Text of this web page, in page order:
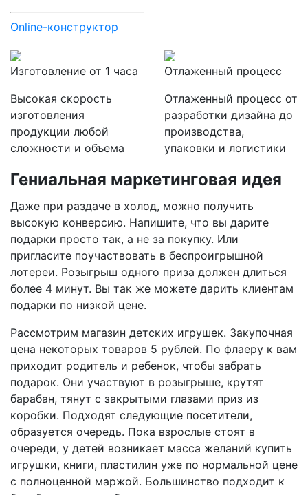
Online-конструктор
Изготовление от 1 часа
Высокая скорость
изготовления
продукции любой
сложности и объема
Отлаженный процесс
Отлаженный процесс от
разработки дизайна до
производства,
упаковки и логистики
Гениальная маркетинговая идея
Даже при раздаче в холод, можно получить
высокую конверсию. Напишите, что вы дарите
подарки просто так, а не за покупку. Или
пригласите поучаствовать в беспроигрышной
лотереи. Розыгрыш одного приза должен длиться
более 4 минут. Вы так же можете дарить клиентам
подарки по низкой цене.
Рассмотрим магазин детских игрушек. Закупочная
цена некоторых товаров 5 рублей. По флаеру к вам
приходит родитель и ребенок, чтобы забрать
подарок. Они участвуют в розыгрыше, крутят
барабан, тянут с закрытыми глазами приз из
коробки. Подходят следующие посетители,
образуется очередь. Пока взрослые стоят в
очереди, у детей возникает масса желаний купить
игрушки, книги, пластилин уже по нормальной цене
с полноценной маржой. Большинство подходит к